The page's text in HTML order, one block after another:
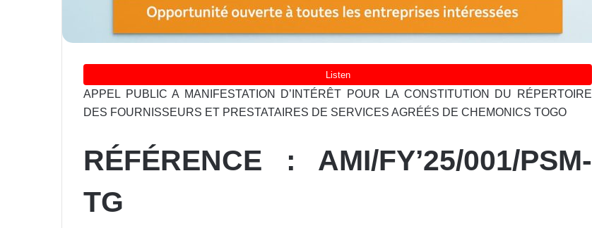
APPEL PUBLIC A MANIFESTATION D’INTÉRÊT POUR LA CONSTITUTION DU RÉPERTOIRE
DES FOURNISSEURS ET PRESTATAIRES DE SERVICES AGRÉÉS DE CHEMONICS TOGO
RÉFÉRENCE : AMI/FY’25/001/PSM-
TG